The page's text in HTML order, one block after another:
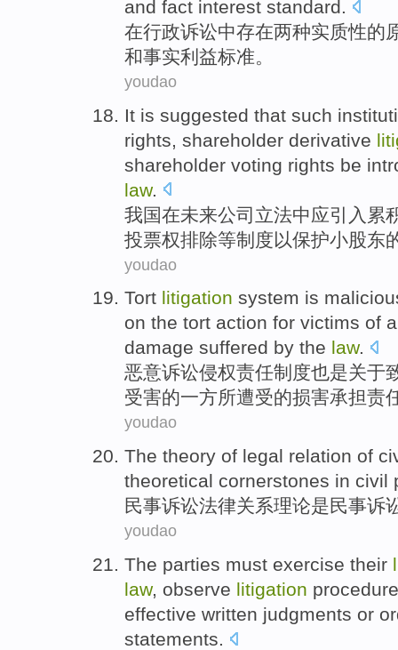
and fact interest standard.
在行政诉讼中存在两种实质性的
和事实利益标准。
youdao
It is suggested that such
rights, shareholder derivative
shareholder voting rights be
law.
我国在未来公司立法中应引入 累
投票权排除等制度以保护小股东
youdao
Tort litigation system is
on the tort action for victims of a
damage suffered by the law.
恶意诉讼侵权责任制度也是关于
受害的一方所遭受的损害承担责
youdao
The theory of legal relation of
theoretical cornerstones in civil
民事诉讼法律关系理论是民事诉
youdao
The parties must exercise their
law, observe litigation
effective written judgments or
statements.